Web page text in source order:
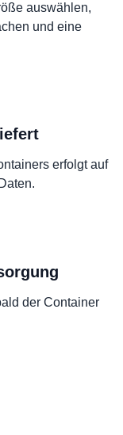
auswählen,
und eine
erfolgt auf
der Container